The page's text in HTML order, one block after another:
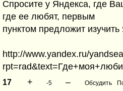
Спросите у Яндекса, где
где ее любят, первым
пунктом предложит
http://www.yandex.ru/
17 + -5 – Обсудить